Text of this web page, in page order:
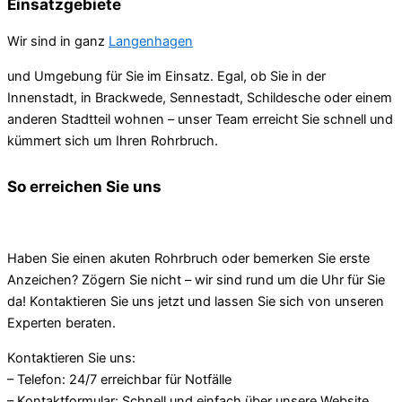
Einsatzgebiete
Wir sind in ganz Langenhagen
und Umgebung für Sie im Einsatz. Egal, ob Sie in der
Innenstadt, in Brackwede, Sennestadt, Schildesche oder einem
anderen Stadtteil wohnen – unser Team erreicht Sie schnell und
kümmert sich um Ihren Rohrbruch.
So erreichen Sie uns
Haben Sie einen akuten Rohrbruch oder bemerken Sie erste
Anzeichen? Zögern Sie nicht – wir sind rund um die Uhr für Sie
da! Kontaktieren Sie uns jetzt und lassen Sie sich von unseren
Experten beraten.
Kontaktieren Sie uns:
– Telefon: 24/7 erreichbar für Notfälle